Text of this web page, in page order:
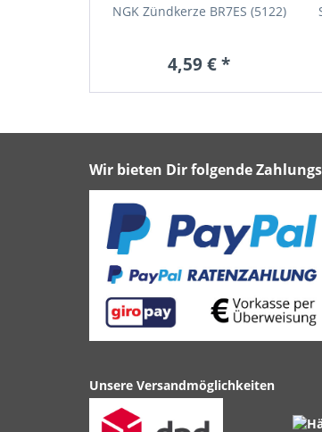
NGK Zündkerze BR7ES (5122)
4,59 € *
Wir bieten Dir folgende
Unsere Versandmöglichkeiten